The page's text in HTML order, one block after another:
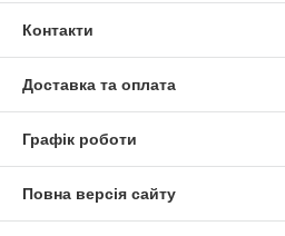
Контакти
Доставка та оплата
Графік роботи
Повна версія сайту